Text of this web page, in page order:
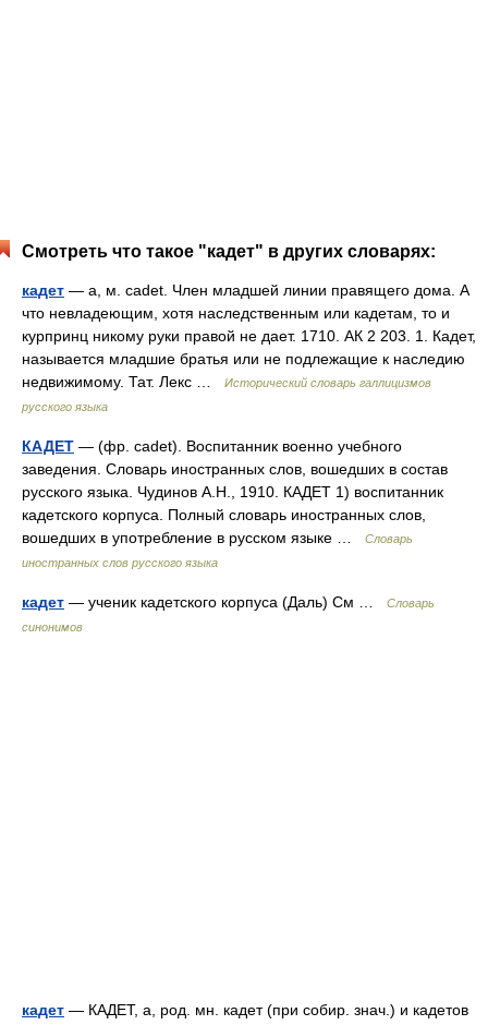
Смотреть что такое "кадет" в других словарях:
кадет — а, м. cadet. Член младшей линии правящего дома. А
что невладеющим, хотя наследственным или кадетам, то и
курпринц никому руки правой не дает. 1710. АК 2 203. 1. Кадет,
называется младшие братья или не подлежащие к наследию
недвижимому. Тат. Лекс …
Исторический словарь галлицизмов
русского языка
КАДЕТ — (фр. cadet). Воспитанник военно учебного
заведения. Словарь иностранных слов, вошедших в состав
русского языка. Чудинов А.Н., 1910. КАДЕТ 1) воспитанник
кадетского корпуса. Полный словарь иностранных слов,
вошедших в употребление в русском языке …
Словарь
иностранных слов русского языка
кадет — ученик кадетского корпуса (Даль) См …
Словарь
синонимов
кадет — КАДЕТ, а, род. мн. кадет (при собир. знач.) и кадетов